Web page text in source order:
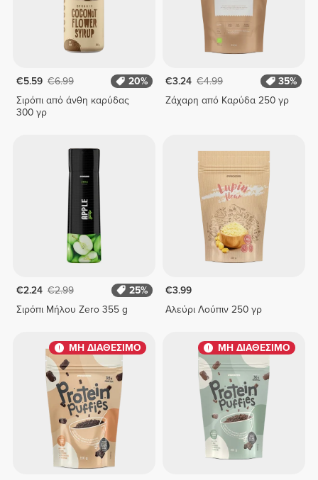
€5.59 €6.99
20%
Σιρόπι από άνθη καρύδας
300 γρ
€3.24 €4.99
35%
Ζάχαρη από Καρύδα 250 γρ
€2.24 €2.99
25%
Σιρόπι Μήλου Zero 355 g
€3.99
Αλεύρι Λούπιν 250 γρ
ΜΗ ΔΙΑΘΕΣΙΜΟ ΜΗ ΔΙΑΘΕΣΙΜΟ